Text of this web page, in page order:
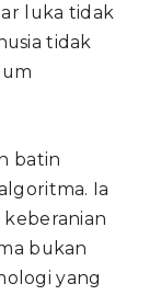
luka tidak
tidak
batin
Ia
bukan
yang